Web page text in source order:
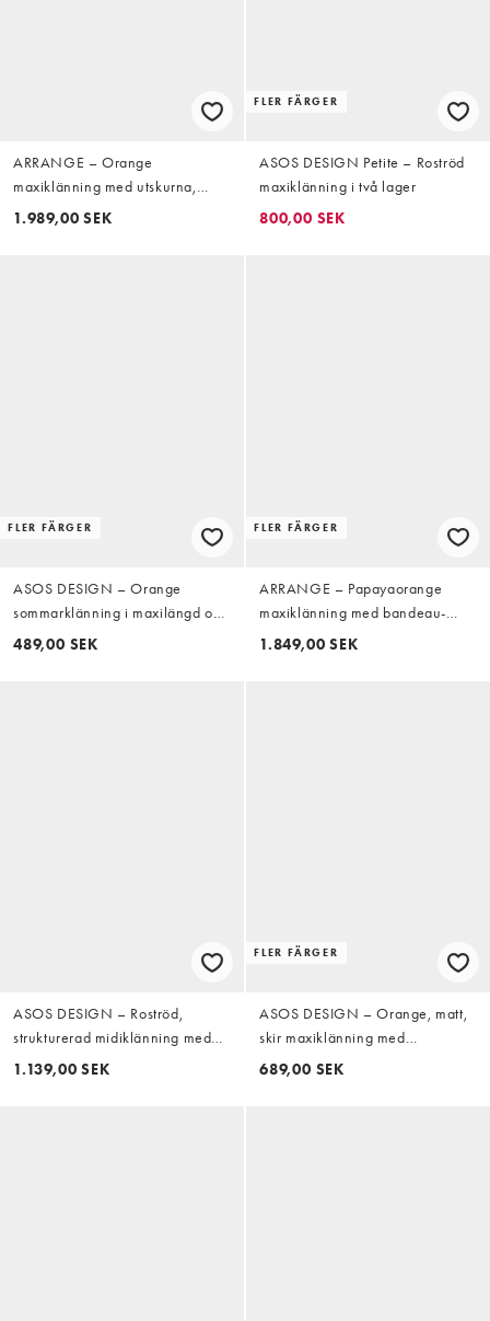
ARRANGE – Orange
maxiklänning med utskurna,
linjära detaljer
1.989,00 SEK
FLER FÄRGER
ASOS DESIGN Petite – Roströd
maxiklänning i två lager
800,00 SEK
FLER FÄRGER
ASOS DESIGN – Orange
sommarklänning i maxilängd och
tech-material med djup, rynkad
489,00 SEK
FLER FÄRGER
ARRANGE – Papayaorange
maxiklänning med bandeau-
ringning och dekorativ söm i
1.849,00 SEK
ASOS DESIGN – Roströd,
strukturerad midiklänning med
utskurna detaljer
1.139,00 SEK
FLER FÄRGER
ASOS DESIGN – Orange, matt,
skir maxiklänning med
halterneck och paljetter
689,00 SEK